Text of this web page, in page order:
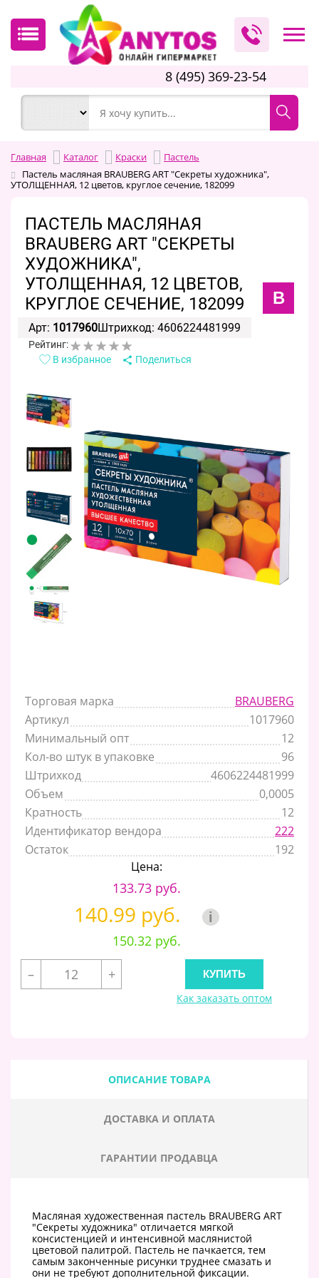
8 (495) 369-23-54
Главная Каталог Краски
Пастель
Пастель масляная BRAUBERG ART "Секреты художника",
УТОЛЩЕННАЯ, 12 цветов, круглое сечение, 182099
ПАСТЕЛЬ МАСЛЯНАЯ
BRAUBERG ART "СЕКРЕТЫ
ХУДОЖНИКА",
УТОЛЩЕННАЯ, 12 ЦВЕТОВ,
КРУГЛОЕ СЕЧЕНИЕ, 182099
B
Арт: 1017960Штрихкод: 4606224481999
Рейтинг:
В избранное
Поделиться
Торговая марка
BRAUBERG
Артикул
1017960
Минимальный опт
12
Кол-во штук в упаковке
96
Штрихкод
4606224481999
Объем
0,0005
Кратность
12
Идентификатор вендора
222
Остаток
192
Цена:
133.73 руб.
140.99 руб. i
150.32 руб.
–
+
Как заказать оптом
ОПИСАНИЕ ТОВАРА
ДОСТАВКА И ОПЛАТА
ГАРАНТИИ ПРОДАВЦА
Масляная художественная пастель BRAUBERG ART
"Секреты художника" отличается мягкой
консистенцией и интенсивной маслянистой
цветовой палитрой. Пастель не пачкается, тем
самым законченные рисунки труднее смазать и
они не требуют дополнительной фиксации.